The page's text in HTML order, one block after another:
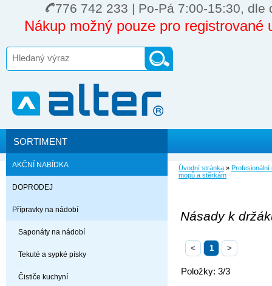
776 742 233 | Po-Pá 7:00-15:30, dle
Nákup možný pouze pro registrované
SORTIMENT
AKČNÍ NABÍDKA
DOPRODEJ
Přípravky na nádobí
Saponáty na nádobí
Tekuté a sypké písky
Čističe kuchyní
Úvodní stránka » Profesionální
mopů a stěrkám
Násady k
< 1 >
Položky: 3/3